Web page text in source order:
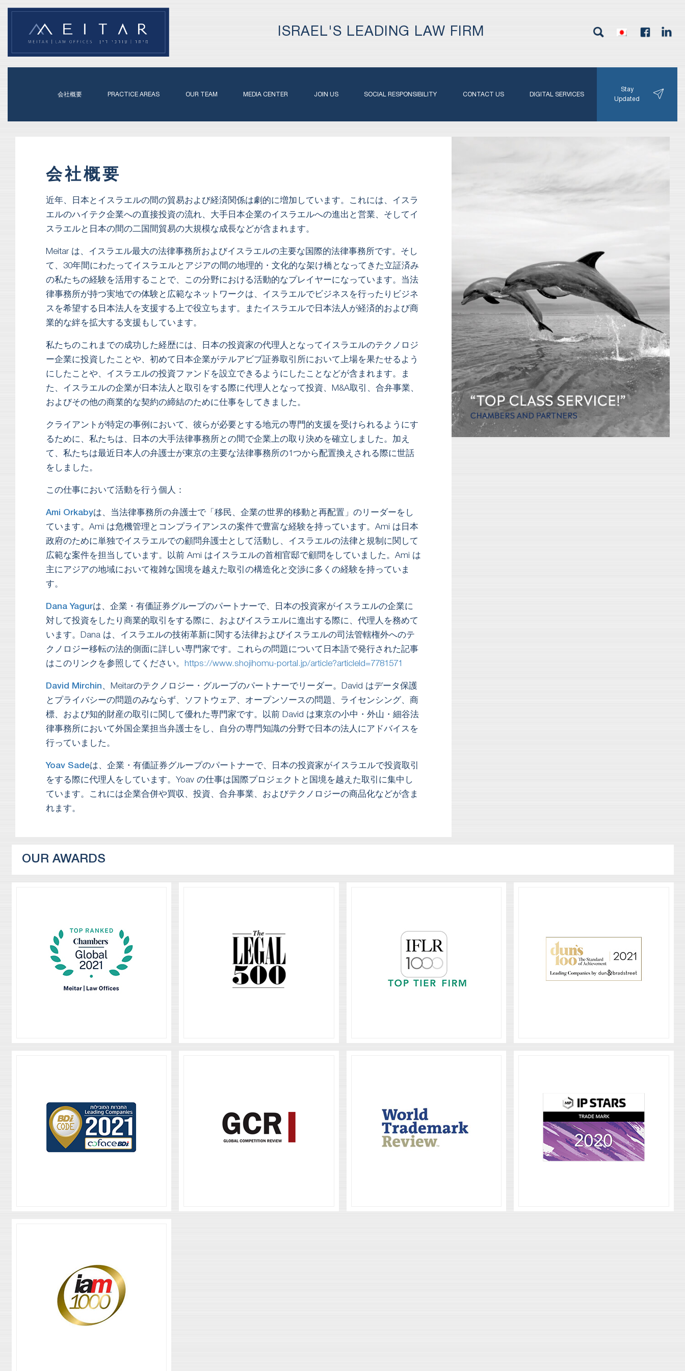
ISRAEL'S LEADING LAW FIRM
会社概要 PRACTICE AREAS OUR TEAM MEDIA CENTER JOIN US SOCIAL RESPONSIBILITY CONTACT US DIGITAL SERVICES
Stay
Updated
会社概要
近年、日本とイスラエルの間の貿易および経済関係は劇的に増加しています。これには、イスラ
エルのハイテク企業への直接投資の流れ、大手日本企業のイスラエルへの進出と営業、そしてイ
スラエルと日本の間の二国間貿易の大規模な成長などが含まれます。
Meitar は、イスラエル最大の法律事務所およびイスラエルの主要な国際的法律事務所です。そし
て、30年間にわたってイスラエルとアジアの間の地理的・文化的な架け橋となってきた立証済み
の私たちの経験を活用することで、この分野における活動的なプレイヤーになっています。当法
律事務所が持つ実地での体験と広範なネットワークは、イスラエルでビジネスを行ったりビジネ
スを希望する日本法人を支援する上で役立ちます。またイスラエルで日本法人が経済的および商
業的な絆を拡大する支援もしています。
私たちのこれまでの成功した経歴には、日本の投資家の代理人となってイスラエルのテクノロジ
ー企業に投資したことや、初めて日本企業がテルアビブ証券取引所において上場を果たせるよう
にしたことや、イスラエルの投資ファンドを設立できるようにしたことなどが含まれます。ま
た、イスラエルの企業が日本法人と取引をする際に代理人となって投資、M&A取引、合弁事業、
およびその他の商業的な契約の締結のために仕事をしてきました。
クライアントが特定の事例において、彼らが必要とする地元の専門的支援を受けられるようにす
るために、私たちは、日本の大手法律事務所との間で企業上の取り決めを確立しました。加え
て、私たちは最近日本人の弁護士が東京の主要な法律事務所の1つから配置換えされる際に世話
をしました。
この仕事において活動を行う個人：
Ami Orkabyは、当法律事務所の弁護士で「移民、企業の世界的移動と再配置」のリーダーをし
ています。Ami は危機管理とコンプライアンスの案件で豊富な経験を持っています。Ami は日本
政府のために単独でイスラエルでの顧問弁護士として活動し、イスラエルの法律と規制に関して
広範な案件を担当しています。以前 Ami はイスラエルの首相官邸で顧問をしていました。Ami は
主にアジアの地域において複雑な国境を越えた取引の構造化と交渉に多くの経験を持っていま
す。
Dana Yagurは、企業・有価証券グループのパートナーで、日本の投資家がイスラエルの企業に
対して投資をしたり商業的取引をする際に、およびイスラエルに進出する際に、代理人を務めて
います。Dana は、イスラエルの技術革新に関する法律およびイスラエルの司法管轄権外へのテ
クノロジー移転の法的側面に詳しい専門家です。これらの問題について日本語で発行された記事
はこのリンクを参照してください。
https://www.shojihomu-portal.jp/article?articleId=7781571
David Mirchin 、Meitarのテクノロジー・グループのパートナーでリーダー。David はデータ保護
とプライバシーの問題のみならず、ソフトウェア、オープンソースの問題、ライセンシング、商
標、および知的財産の取引に関して優れた専門家です。以前 David は東京の小中・外山・細谷法
律事務所において外国企業担当弁護士をし、自分の専門知識の分野で日本の法人にアドバイスを
行っていました。
Yoav Sadeは、企業・有価証券グループのパートナーで、日本の投資家がイスラエルで投資取引
をする際に代理人をしています。Yoav の仕事は国際プロジェクトと国境を越えた取引に集中し
ています。これには企業合併や買収、投資、合弁事業、およびテクノロジーの商品化などが含ま
れます。
OUR AWARDS